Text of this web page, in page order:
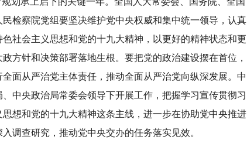
检察院党组要坚决维护党中央权威和集中统一领导，认真
社会主义思想和党的十九大精神，以更好的精神状态和更
方针和决策部署落地生根。要把党的政治建设摆在首位，
面从严治党主体责任，推动全面从严治党向纵深发展。中
中央政治局常委会领导下开展工作，把握学习宣传贯彻习
想和党的十九大精神这条主线，进一步在协助党中央推进
调查研究，推动党中央交办的任务落实见效。